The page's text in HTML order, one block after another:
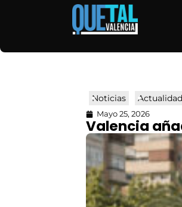
Noticias Actualidad
Mayo 25, 2026
Valencia